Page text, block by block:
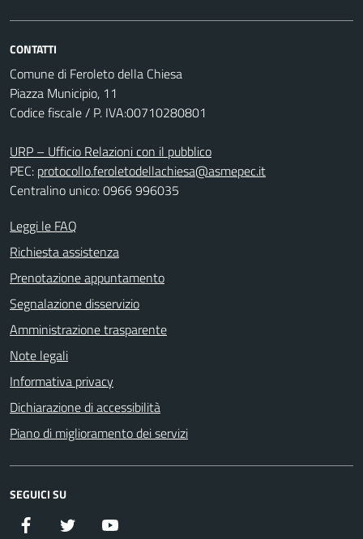
CONTATTI
Comune di Feroleto della Chiesa
Piazza Municipio, 11
Codice fiscale / P. IVA:00710280801
URP – Ufficio Relazioni con il pubblico
PEC: protocollo.feroletodellachiesa@asmepec.it
Centralino unico: 0966 996035
Leggi le FAQ
Richiesta assistenza
Prenotazione appuntamento
Segnalazione disservizio
Amministrazione trasparente
Note legali
Informativa privacy
Dichiarazione di accessibilità
Piano di miglioramento dei servizi
SEGUICI SU
Facebook Twitter